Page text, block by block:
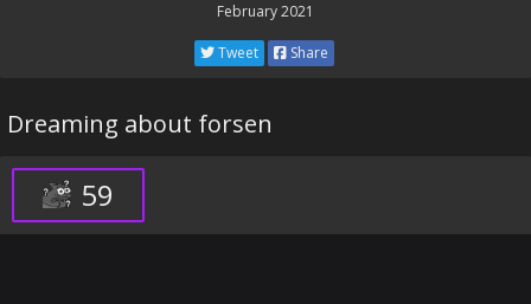
February 2021
Tweet Share
Dreaming about forsen
59